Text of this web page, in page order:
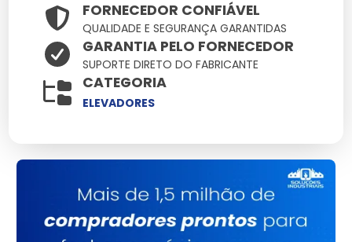
Especificações Técnicas
Dimensões
(cm)
Peso
(kg)
MaterialCapacidade
200x150x250 1500
Principais Características e
Benefícios
Sistema de segurança avançado:Garante
FORNECEDOR CONFIÁVEL
QUALIDADE E SEGURANÇA GARANTIDAS
GARANTIA PELO FORNECEDOR
SUPORTE DIRETO DO FABRICANTE
CATEGORIA
ELEVADORES